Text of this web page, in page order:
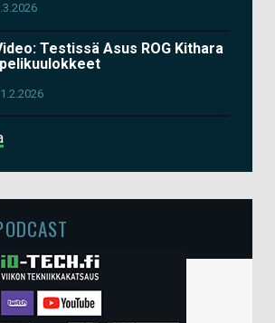
Testissä Asus ROG Kithara